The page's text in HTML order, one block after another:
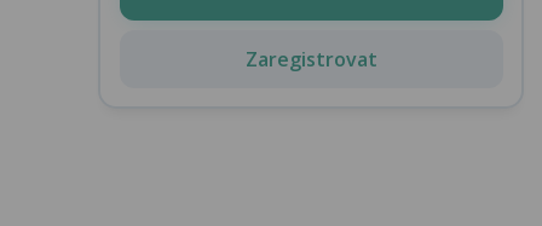
Zaregistrovat